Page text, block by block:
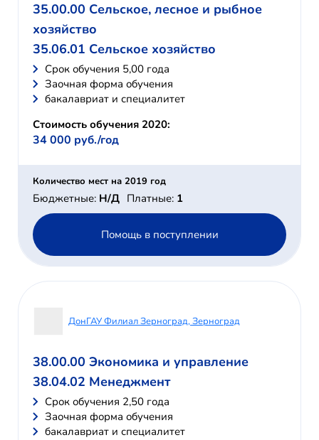
35.00.00 Сельское, лесное и рыбное
хозяйство
35.06.01 Сельское хозяйство
Cрок обучения 5,00 года
Заочная форма обучения
бакалавриат и специалитет
Стоимость обучения 2020:
34 000 руб./год
Количество мест на 2019 год
Бюджетные: Н/Д Платные: 1
Помощь в поступлении
ДонГАУ Филиал Зерноград, Зерноград
38.00.00 Экономика и управление
38.04.02 Менеджмент
Cрок обучения 2,50 года
Заочная форма обучения
бакалавриат и специалитет